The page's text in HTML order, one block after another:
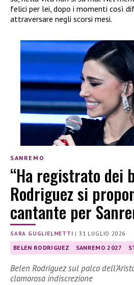
felici per lei, dopo i momenti così
attraversare negli scorsi mesi.
SANREMO
“Ha registrato dei
Rodriguez si
cantante per
SARA GUGLIELMETTI |31 LUGLIO 2026
BELEN RODRIGUEZ SANREMO 2027
Belen Rodriguez sul palco
clamorosa indiscrezione